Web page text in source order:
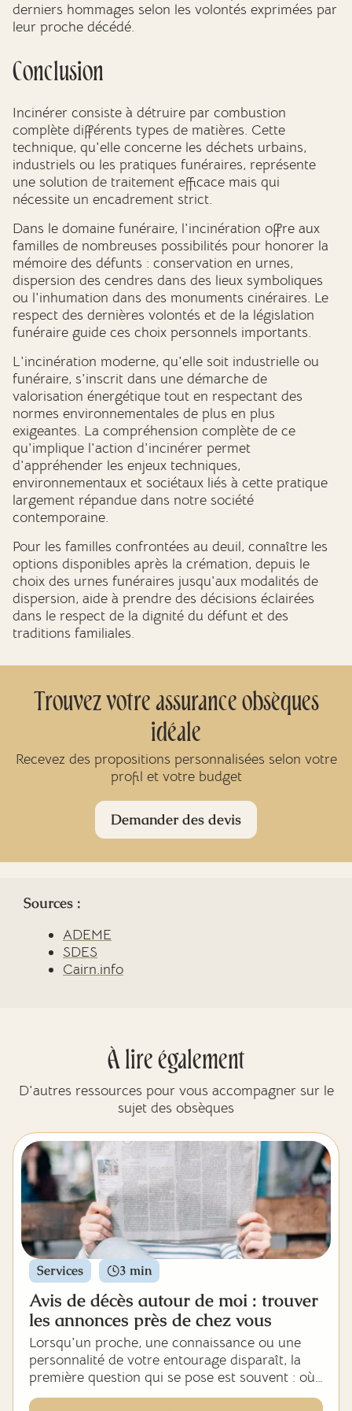
derniers hommages selon les volontés exprimées par
leur proche décédé.
Conclusion
Incinérer consiste à détruire par combustion
complète différents types de matières. Cette
technique, qu'elle concerne les déchets urbains,
industriels ou les pratiques funéraires, représente
une solution de traitement efficace mais qui
nécessite un encadrement strict.
Dans le domaine funéraire, l'incinération offre aux
familles de nombreuses possibilités pour honorer la
mémoire des défunts : conservation en urnes,
dispersion des cendres dans des lieux symboliques
ou l'inhumation dans des monuments cinéraires. Le
respect des dernières volontés et de la législation
funéraire guide ces choix personnels importants.
L'incinération moderne, qu'elle soit industrielle ou
funéraire, s'inscrit dans une démarche de
valorisation énergétique tout en respectant des
normes environnementales de plus en plus
exigeantes. La compréhension complète de ce
qu'implique l'action d'incinérer permet
d'appréhender les enjeux techniques,
environnementaux et sociétaux liés à cette pratique
largement répandue dans notre société
contemporaine.
Pour les familles confrontées au deuil, connaître les
options disponibles après la crémation, depuis le
choix des urnes funéraires jusqu'aux modalités de
dispersion, aide à prendre des décisions éclairées
dans le respect de la dignité du défunt et des
traditions familiales.
Trouvez votre assurance obsèques
idéale
Recevez des propositions personnalisées selon votre
profil et votre budget
Demander des devis
Sources :
ADEME
SDES
Cairn.info
À lire également
D'autres ressources pour vous accompagner sur le
sujet des obsèques
Services 3 min
Avis de décès autour de moi : trouver
les annonces près de chez vous
Lorsqu'un proche, une connaissance ou une
personnalité de votre entourage disparaît, la
première question qui se pose est souvent : où
trouver les informations sur la cérémonie,